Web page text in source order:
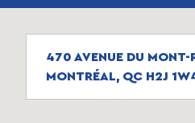
470 AVENUE DU MONT-
MONTRÉAL, QC H2J